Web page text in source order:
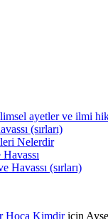
ayetler ve ilmi
(sırları)
Nelerdir
Havassı (sırları)
Hoca Kimdiriçin Ayşe